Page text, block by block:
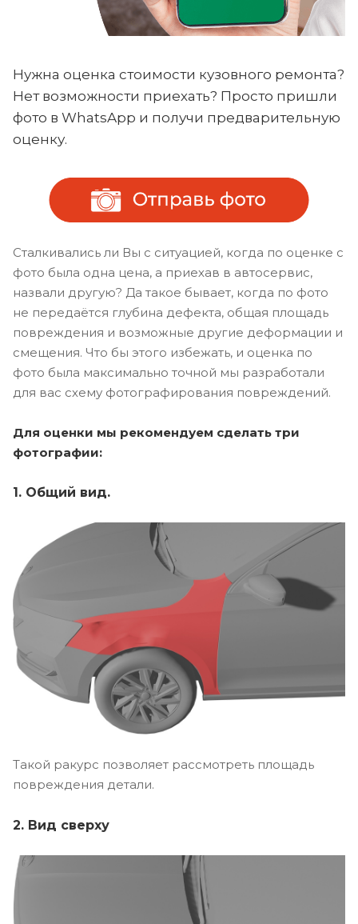
Нужна оценка стоимости кузовного ремонта?
Нет возможности приехать? Просто пришли
фото в WhatsApp и получи предварительную
оценку.
Сталкивались ли Вы с ситуацией, когда по оценке с
фото была одна цена, а приехав в автосервис,
назвали другую? Да такое бывает, когда по фото
не передаётся глубина дефекта, общая площадь
повреждения и возможные другие деформации и
смещения. Что бы этого избежать, и оценка по
фото была максимально точной мы разработали
для вас схему фотографирования повреждений.
Для оценки мы рекомендуем сделать три
фотографии:
1. Общий вид.
Такой ракурс позволяет рассмотреть площадь
повреждения детали.
2. Вид сверху